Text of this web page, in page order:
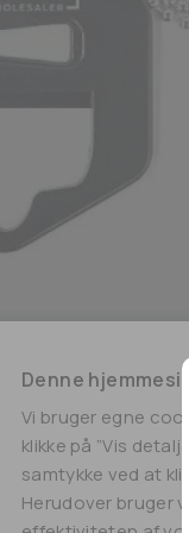
Denne
Vi bruger egne
klikke på ”Vis
samtykke ved at
Herudover bruger